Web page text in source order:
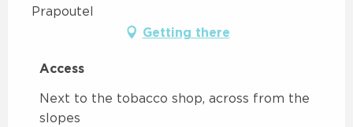
Prapoutel
Getting there
Access
Access
Next to the tobacco shop, across from the
slopes